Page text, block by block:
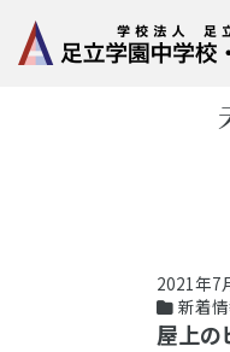
2021年7
新着
屋上の